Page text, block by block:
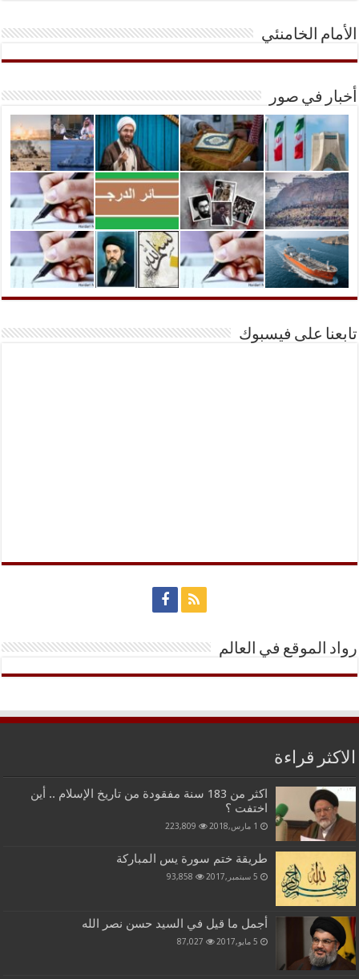
الأمام الخامنئي
أخبار في صور
تابعنا على فيسبوك
رواد الموقع في العالم
الاكثر قراءة
اكثر من 183 سنة مفقودة من تاريخ الإسلام .. أين
اختفت ؟
1 مارس,2018 223,809
طريقة ختم سورة يس المباركة
5 سبتمبر,2017 93,858
أجمل ما قيل في السيد حسن نصر الله
5 مايو,2017 87,027